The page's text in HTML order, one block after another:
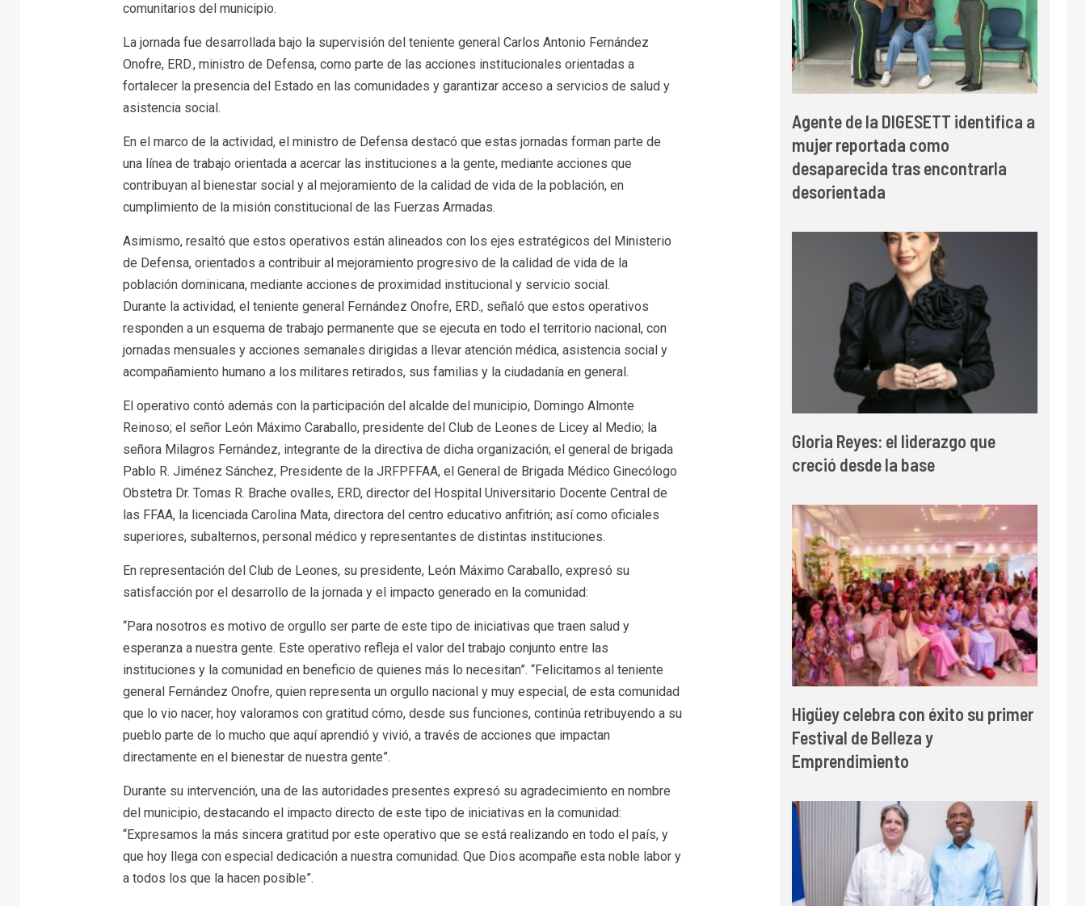
comunitarios del municipio.
La jornada fue desarrollada bajo la supervisión del teniente general Carlos Antonio Fernández
Onofre, ERD., ministro de Defensa, como parte de las acciones institucionales orientadas a
fortalecer la presencia del Estado en las comunidades y garantizar acceso a servicios de salud y
asistencia social.
En el marco de la actividad, el ministro de Defensa destacó que estas jornadas forman parte de
una línea de trabajo orientada a acercar las instituciones a la gente, mediante acciones que
contribuyan al bienestar social y al mejoramiento de la calidad de vida de la población, en
cumplimiento de la misión constitucional de las Fuerzas Armadas.
Asimismo, resaltó que estos operativos están alineados con los ejes estratégicos del Ministerio
de Defensa, orientados a contribuir al mejoramiento progresivo de la calidad de vida de la
población dominicana, mediante acciones de proximidad institucional y servicio social.
Durante la actividad, el teniente general Fernández Onofre, ERD., señaló que estos operativos
responden a un esquema de trabajo permanente que se ejecuta en todo el territorio nacional, con
jornadas mensuales y acciones semanales dirigidas a llevar atención médica, asistencia social y
acompañamiento humano a los militares retirados, sus familias y la ciudadanía en general.
El operativo contó además con la participación del alcalde del municipio, Domingo Almonte
Reinoso; el señor León Máximo Caraballo, presidente del Club de Leones de Licey al Medio; la
señora Milagros Fernández, integrante de la directiva de dicha organización; el general de brigada
Pablo R. Jiménez Sánchez, Presidente de la JRFPFFAA, el General de Brigada Médico Ginecólogo
Obstetra Dr. Tomas R. Brache ovalles, ERD, director del Hospital Universitario Docente Central de
las FFAA, la licenciada Carolina Mata, directora del centro educativo anfitrión; así como oficiales
superiores, subalternos, personal médico y representantes de distintas instituciones.
En representación del Club de Leones, su presidente, León Máximo Caraballo, expresó su
satisfacción por el desarrollo de la jornada y el impacto generado en la comunidad:
“Para nosotros es motivo de orgullo ser parte de este tipo de iniciativas que traen salud y
esperanza a nuestra gente. Este operativo refleja el valor del trabajo conjunto entre las
instituciones y la comunidad en beneficio de quienes más lo necesitan”. “Felicitamos al teniente
general Fernández Onofre, quien representa un orgullo nacional y muy especial, de esta comunidad
que lo vio nacer, hoy valoramos con gratitud cómo, desde sus funciones, continúa retribuyendo a su
pueblo parte de lo mucho que aquí aprendió y vivió, a través de acciones que impactan
directamente en el bienestar de nuestra gente”.
Durante su intervención, una de las autoridades presentes expresó su agradecimiento en nombre
del municipio, destacando el impacto directo de este tipo de iniciativas en la comunidad:
“Expresamos la más sincera gratitud por este operativo que se está realizando en todo el país, y
que hoy llega con especial dedicación a nuestra comunidad. Que Dios acompañe esta noble labor y
a todos los que la hacen posible”.
Agente de la DIGESETT identifica a
mujer reportada como
desaparecida tras encontrarla
desorientada
Gloria Reyes: el liderazgo que
creció desde la base
Higüey celebra con éxito su primer
Festival de Belleza y
Emprendimiento